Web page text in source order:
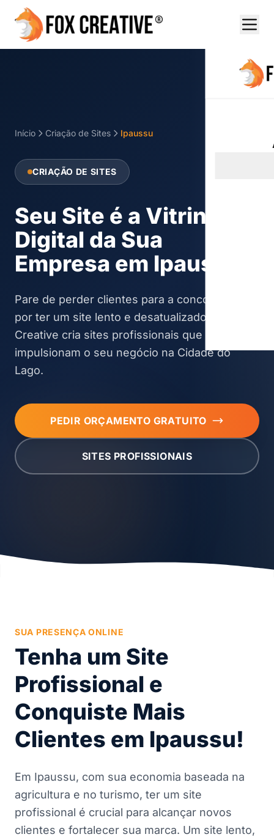
Início Criação de Sites Ipaussu
CRIAÇÃO DE SITES
Seu Site é a Vitrine
Digital da Sua
Empresa em Ipaussu!
Pare de perder clientes para a concorrência
por ter um site lento e desatualizado. A Fox
Creative cria sites profissionais que
impulsionam o seu negócio na Cidade do
Lago.
PEDIR ORÇAMENTO GRATUITO
SITES PROFISSIONAIS
SUA PRESENÇA ONLINE
Tenha um Site
Profissional e
Conquiste Mais
Clientes em Ipaussu!
Em Ipaussu, com sua economia baseada na
agricultura e no turismo, ter um site
profissional é crucial para alcançar novos
clientes e fortalecer sua marca. Um site lento,